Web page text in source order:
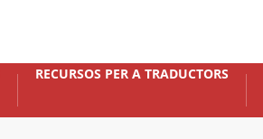
RECURSOS PER A TRADUCTORS